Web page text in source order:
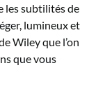
les subtilités de
lumineux et
Wiley que l’on
que vous